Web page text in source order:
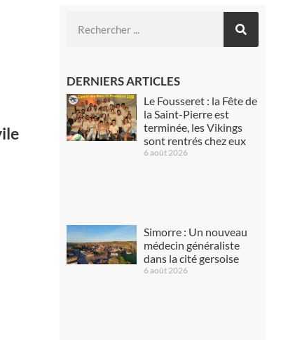
DERNIERS ARTICLES
Le Fousseret : la Fête de
la Saint-Pierre est
terminée, les Vikings
sont rentrés chez eux
6 août 2026
Simorre : Un nouveau
médecin généraliste
dans la cité gersoise
6 août 2026